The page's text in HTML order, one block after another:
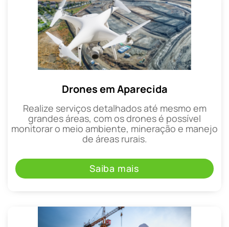
Drones em Aparecida
Realize serviços detalhados até mesmo em
grandes áreas, com os drones é possível
monitorar o meio ambiente, mineração e manejo
de áreas rurais.
Saiba mais